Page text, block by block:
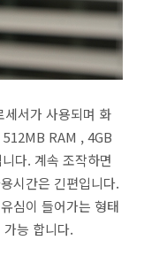
서가 사용되며 화
RAM , 4GB
다. 계속 조작하면
시간은 긴편입니다.
심이 들어가는 형태
능 합니다.